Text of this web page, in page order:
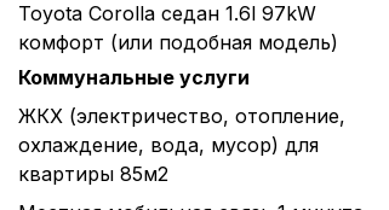
Toyota Corolla седан 1.6l 97kW
комфорт (или подобная модель)
Коммунальные услуги
ЖКХ (электричество, отопление,
охлаждение, вода, мусор) для
квартиры 85м2